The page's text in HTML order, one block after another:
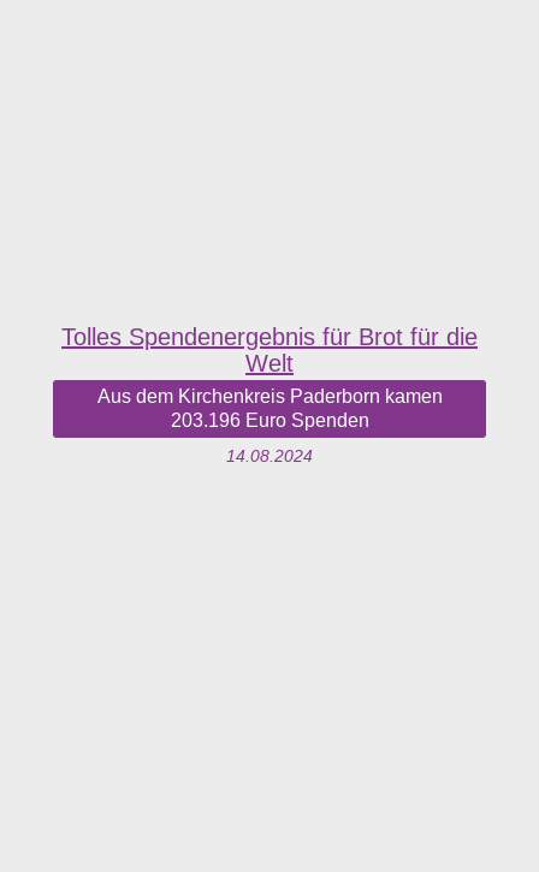
Tolles Spendenergebnis für Brot für die
Welt
Aus dem Kirchenkreis Paderborn kamen
203.196 Euro Spenden
14.08.2024